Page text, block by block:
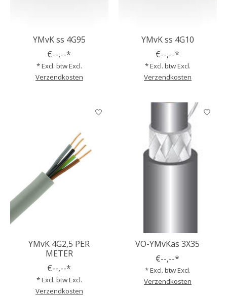
YMvK ss 4G95
€--,--*
* Excl. btw Excl.
Verzendkosten
YMvK ss 4G10
€--,--*
* Excl. btw Excl.
Verzendkosten
YMvK 4G2,5 PER
METER
€--,--*
* Excl. btw Excl.
Verzendkosten
VO-YMvKas 3X35
€--,--*
* Excl. btw Excl.
Verzendkosten